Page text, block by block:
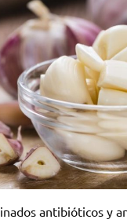
antibióticos y